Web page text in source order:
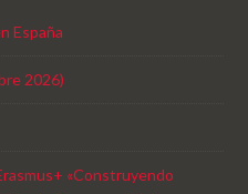
España
2026)
«Construyendo